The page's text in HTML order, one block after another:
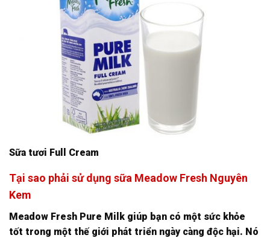
Sữa tươi Full Cream
Tại sao phải sử dụng sữa Meadow Fresh Nguyên
Kem
Meadow Fresh Pure Milk giúp bạn có một sức khỏe
tốt trong một thế giới phát triển ngày càng độc hại. Nó